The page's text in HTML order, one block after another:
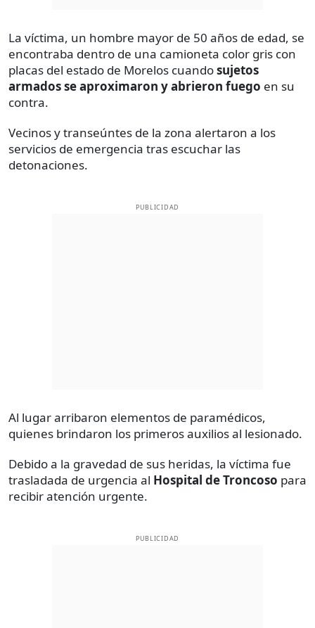
La víctima, un hombre mayor de 50 años de edad, se
encontraba dentro de una camioneta color gris con
placas del estado de Morelos cuandosujetos
armados se aproximaron y abrieron fuego en su
contra.
Vecinos y transeúntes de la zona alertaron a los
servicios de emergencia tras escuchar las
detonaciones.
PUBLICIDAD
Al lugar arribaron elementos de paramédicos,
quienes brindaron los primeros auxilios al lesionado.
Debido a la gravedad de sus heridas, la víctima fue
trasladada de urgencia al Hospital de Troncoso para
recibir atención urgente.
PUBLICIDAD